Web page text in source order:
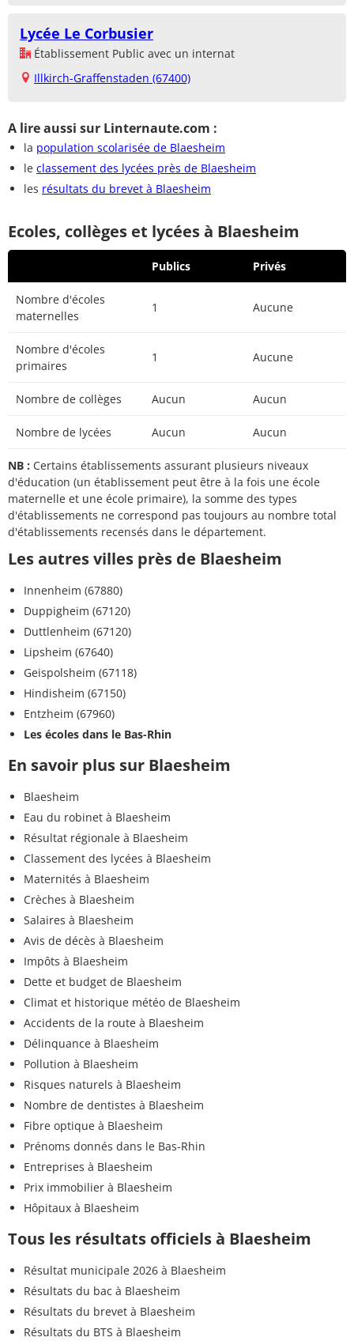
Lycée Le Corbusier
Établissement Public avec un internat
Illkirch-Graffenstaden (67400)
A lire aussi sur Linternaute.com :
la population scolarisée de Blaesheim
le classement des lycées près de Blaesheim
les résultats du brevet à Blaesheim
Ecoles, collèges et lycées à Blaesheim
Publics Privés
Nombre d'écoles
maternelles
1 Aucune
Nombre d'écoles
primaires
1 Aucune
Nombre de collèges Aucun Aucun
Nombre de lycées Aucun Aucun
NB : Certains établissements assurant plusieurs niveaux
d'éducation (un établissement peut être à la fois une école
maternelle et une école primaire), la somme des types
d'établissements ne correspond pas toujours au nombre total
d'établissements recensés dans le département.
Les autres villes près de Blaesheim
Innenheim (67880)
Duppigheim (67120)
Duttlenheim (67120)
Lipsheim (67640)
Geispolsheim (67118)
Hindisheim (67150)
Entzheim (67960)
Les écoles dans le Bas-Rhin
En savoir plus sur Blaesheim
Blaesheim
Eau du robinet à Blaesheim
Résultat régionale à Blaesheim
Classement des lycées à Blaesheim
Maternités à Blaesheim
Crèches à Blaesheim
Salaires à Blaesheim
Avis de décès à Blaesheim
Impôts à Blaesheim
Dette et budget de Blaesheim
Climat et historique météo de Blaesheim
Accidents de la route à Blaesheim
Délinquance à Blaesheim
Pollution à Blaesheim
Risques naturels à Blaesheim
Nombre de dentistes à Blaesheim
Fibre optique à Blaesheim
Prénoms donnés dans le Bas-Rhin
Entreprises à Blaesheim
Prix immobilier à Blaesheim
Hôpitaux à Blaesheim
Tous les résultats officiels à Blaesheim
Résultat municipale 2026 à Blaesheim
Résultats du bac à Blaesheim
Résultats du brevet à Blaesheim
Résultats du BTS à Blaesheim